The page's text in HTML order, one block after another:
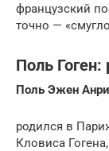
французский
точно —
Поль Гоген:
Поль Эжен Анри
родился в
Кловиса